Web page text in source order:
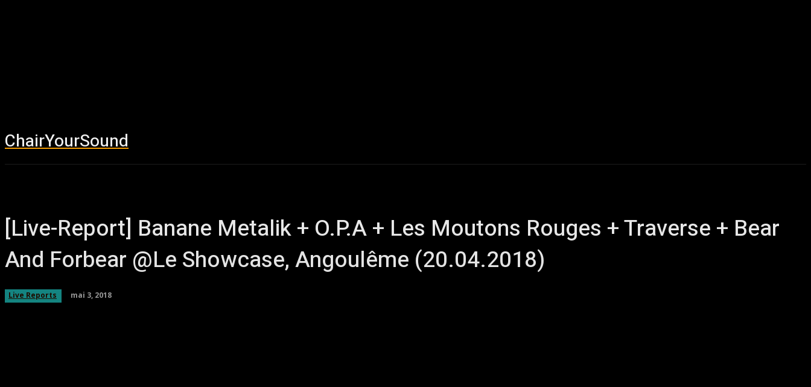
ChairYourSound
[Live-Report] Banane Metalik + O.P.A + Les Moutons Rouges + Traverse + Bear
And Forbear @Le Showcase, Angoulême (20.04.2018)
Live Reports mai 3, 2018